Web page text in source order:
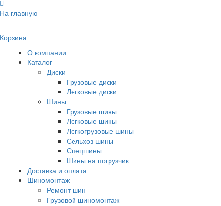
На главную
Корзина
О компании
Каталог
Диски
Грузовые диски
Легковые диски
Шины
Грузовые шины
Легковые шины
Легкогрузовые шины
Сельхоз шины
Спецшины
Шины на погрузчик
Доставка и оплата
Шиномонтаж
Ремонт шин
Грузовой шиномонтаж